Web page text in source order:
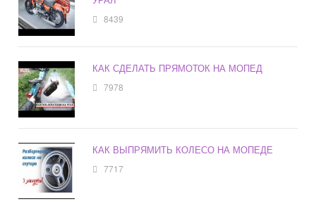
8439
КАК СДЕЛАТЬ ПРЯМОТОК НА МОПЕД
7978
КАК ВЫПРЯМИТЬ КОЛЕСО НА МОПЕДЕ
7717